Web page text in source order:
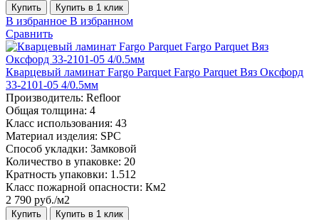
Купить Купить в 1 клик
В избранное В избранном
Сравнить
Кварцевый ламинат Fargo Parquet Fargo Parquet Вяз Оксфорд
33-2101-05 4/0.5мм
Производитель: Refloor
Общая толщина: 4
Класс использования: 43
Материал изделия: SPC
Способ укладки: Замковой
Количество в упаковке: 20
Кратность упаковки: 1.512
Класс пожарной опасности: Км2
2 790 руб./м2
Купить Купить в 1 клик